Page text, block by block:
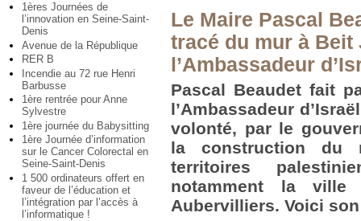
1ères Journées de
l’innovation en Seine-Saint-
Denis
Avenue de la République
RER B
Incendie au 72 rue Henri
Barbusse
1ère rentrée pour Anne
Sylvestre
1ère journée du Babysitting
1ère Journée d’information
sur le Cancer Colorectal en
Seine-Saint-Denis
1 500 ordinateurs offert en
faveur de l’éducation et
l’intégration par l’accès à
l’informatique !
Le Maire Pascal
tracé du mur à Beit
l’Ambassadeur
Pascal Beaudet fait
l’Ambassadeur
volonté, par le
la construction du
territoires
notamment la
Aubervilliers. Voici